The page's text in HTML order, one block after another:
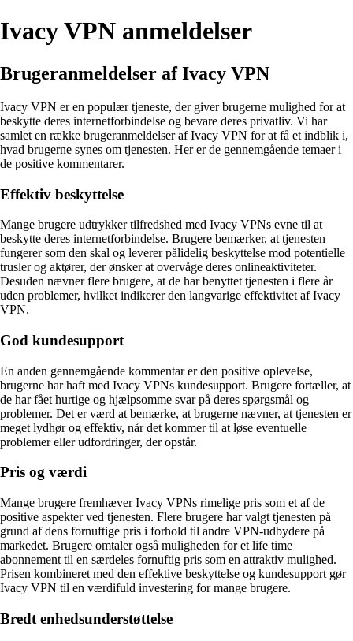
Ivacy VPN anmeldelser
Brugeranmeldelser af Ivacy VPN
Ivacy VPN er en populær tjeneste, der giver brugerne mulighed for at
beskytte deres internetforbindelse og bevare deres privatliv. Vi har
samlet en række brugeranmeldelser af Ivacy VPN for at få et indblik i,
hvad brugerne synes om tjenesten. Her er de gennemgående temaer i
de positive kommentarer.
Effektiv beskyttelse
Mange brugere udtrykker tilfredshed med Ivacy VPNs evne til at
beskytte deres internetforbindelse. Brugere bemærker, at tjenesten
fungerer som den skal og leverer pålidelig beskyttelse mod potentielle
trusler og aktører, der ønsker at overvåge deres onlineaktiviteter.
Desuden nævner flere brugere, at de har benyttet tjenesten i flere år
uden problemer, hvilket indikerer den langvarige effektivitet af Ivacy
VPN.
God kundesupport
En anden gennemgående kommentar er den positive oplevelse,
brugerne har haft med Ivacy VPNs kundesupport. Brugere fortæller, at
de har fået hurtige og hjælpsomme svar på deres spørgsmål og
problemer. Det er værd at bemærke, at brugerne nævner, at tjenesten er
meget lydhør og effektiv, når det kommer til at løse eventuelle
problemer eller udfordringer, der opstår.
Pris og værdi
Mange brugere fremhæver Ivacy VPNs rimelige pris som et af de
positive aspekter ved tjenesten. Flere brugere har valgt tjenesten på
grund af dens fornuftige pris i forhold til andre VPN-udbydere på
markedet. Brugere omtaler også muligheden for et life time
abonnement til en særdeles fornuftig pris som en attraktiv mulighed.
Prisen kombineret med den effektive beskyttelse og kundesupport gør
Ivacy VPN til en værdifuld investering for mange brugere.
Bredt enhedsunderstøttelse